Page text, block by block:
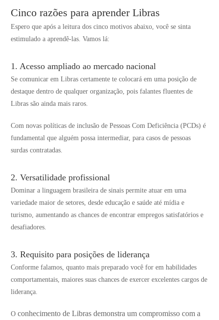
Cinco razões para aprender Libras
Espero que após a leitura dos cinco motivos abaixo, você se sinta
estimulado a aprendê-las. Vamos lá:
1. Acesso ampliado ao mercado nacional
Se comunicar em Libras certamente te colocará em uma posição de
destaque dentro de qualquer organização, pois falantes fluentes de
Libras são ainda mais raros.
Com novas políticas de inclusão de Pessoas Com Deficiência (PCDs) é
fundamental que alguém possa intermediar, para casos de pessoas
surdas contratadas.
2. Versatilidade profissional
Dominar a linguagem brasileira de sinais permite atuar em uma
variedade maior de setores, desde educação e saúde até mídia e
turismo, aumentando as chances de encontrar empregos satisfatórios e
desafiadores.
3. Requisito para posições de liderança
Conforme falamos, quanto mais preparado você for em habilidades
comportamentais, maiores suas chances de exercer excelentes cargos de
liderança.
O conhecimento de Libras demonstra um compromisso com a